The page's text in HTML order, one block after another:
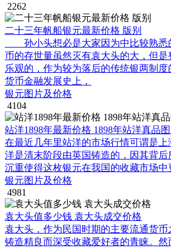
2262
二十三年帆船银元最新价格 版别
孙小头想必是大家因为中比较熟悉
币的存世量虽然灭有袁大头的大，但
乐观的，作为较为落后的传统银两制
货币金融发展史上，
银元图片及价格
4104
站洋1898年最新价格 1898年站洋真品
在最近几年里站洋的市场行情可谓是
洋是清末阶段由英国铸造的，因其背
沉重使得这枚银元在我国的收藏市场
银元图片及价格
4981
袁大头值多少钱 袁大头成交价格
袁大头，作为民国时期的主要流通货币
铸造精良而深受收藏爱好者的青睐。